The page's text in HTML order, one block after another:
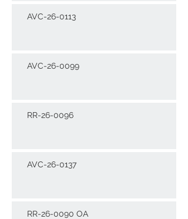
AVC-26-0113
AVC-26-0099
RR-26-0096
AVC-26-0137
RR-26-0090 OA